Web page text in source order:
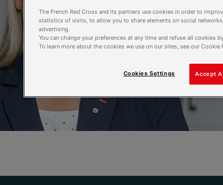
de
6
The French Red Cross and its partners use cookies in order to
statistics of visits, to allow you to share elements on social
advertising.
You can change your preferences at any time and refuse all cookies
To learn more about the cookies we use on our sites, see our Cookie
Accept
Cookies Settings